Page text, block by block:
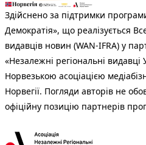
Здійснено за підтримки
Демократія», що реалізується
видавців новин (WAN-IFRA) у
«Незалежні регіональні
Норвезькою асоціацією
Норвегії. Погляди авторів не
офіційну позицію партнерів